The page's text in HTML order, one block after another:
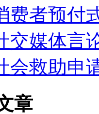
费者预付
交媒体言
会救助申
章